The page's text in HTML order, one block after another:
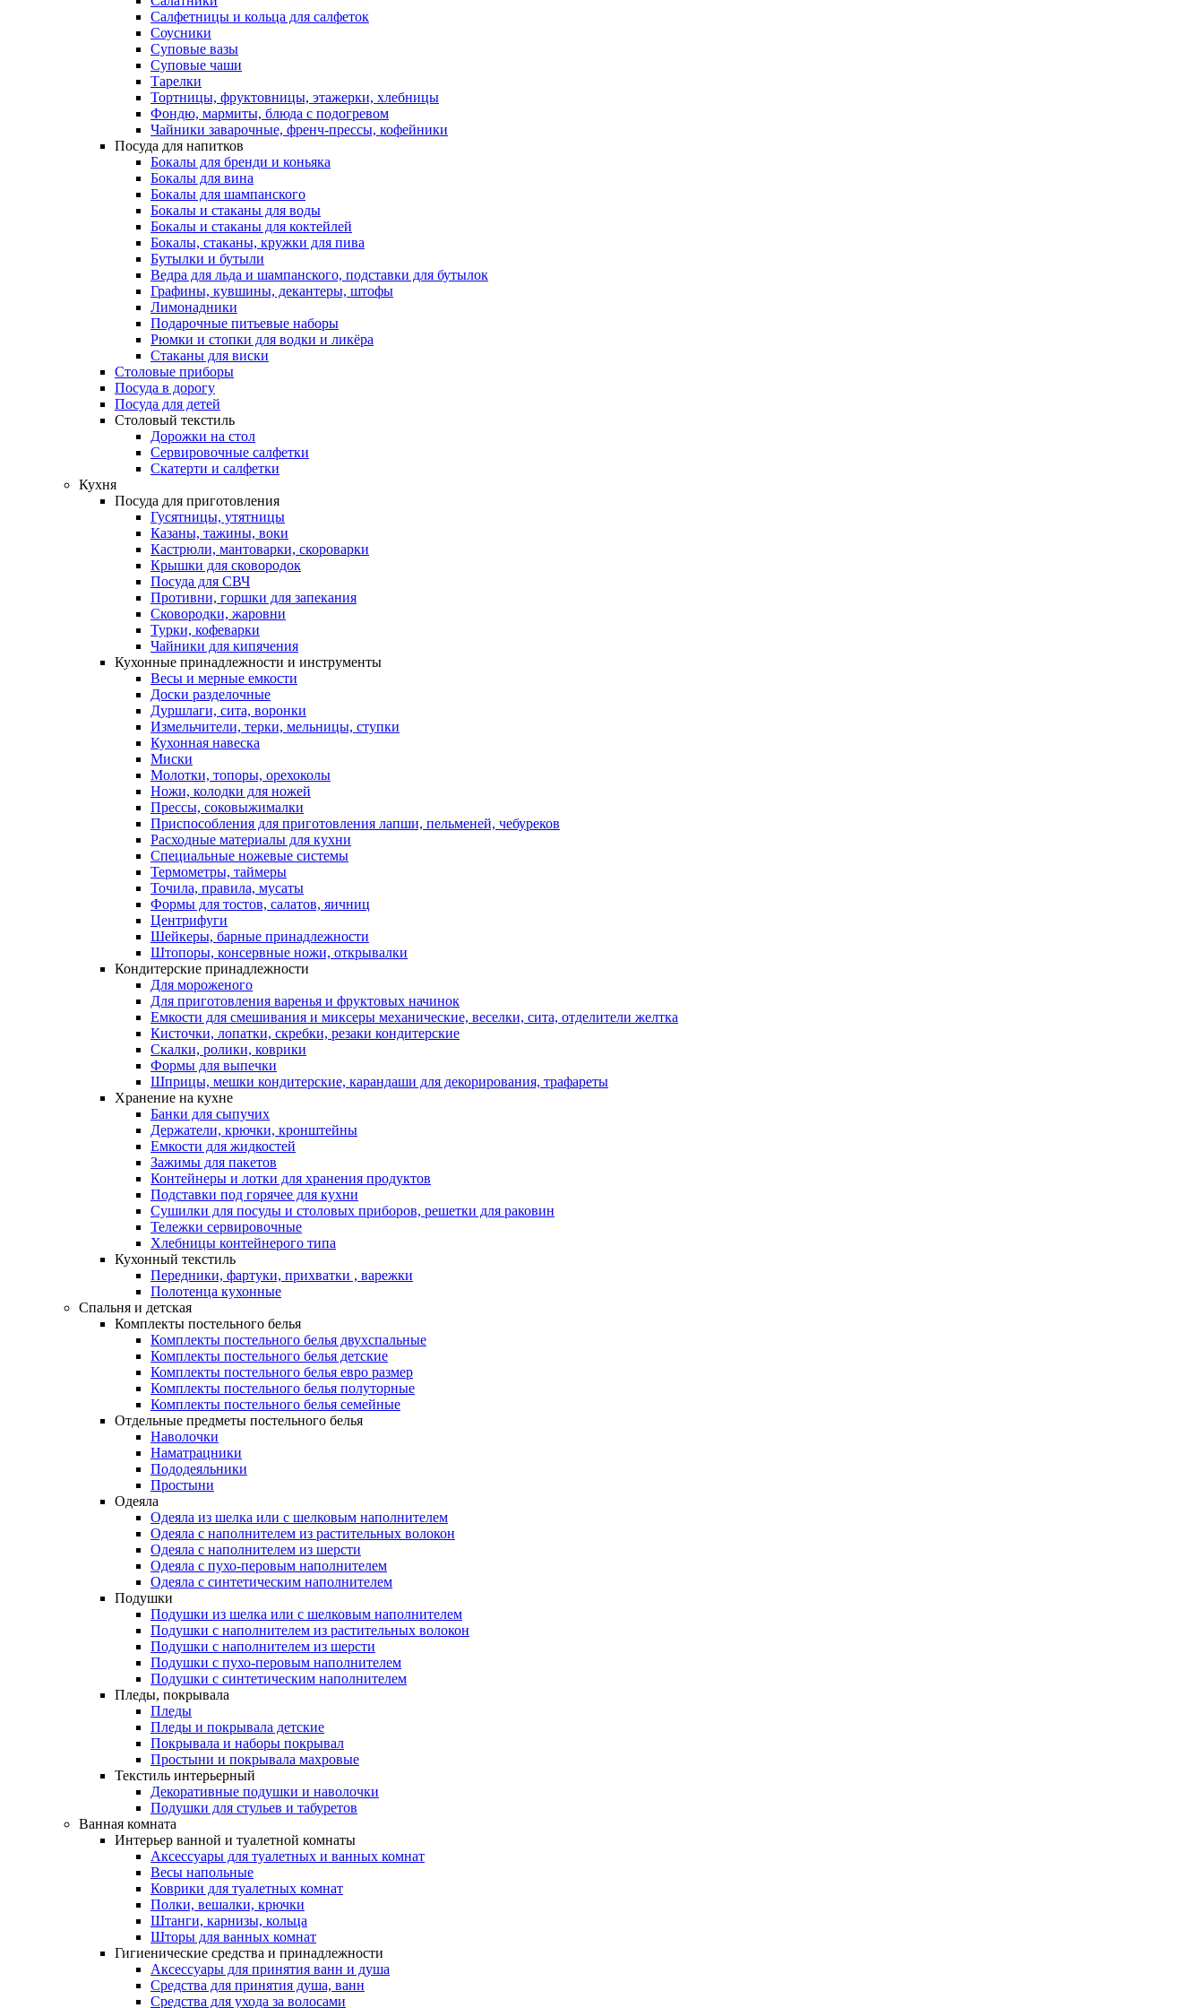
Салфетницы и кольца для салфеток
Соусники
Суповые вазы
Суповые чаши
Тарелки
Тортницы, фруктовницы, этажерки, хлебницы
Фондю, мармиты, блюда с подогревом
Чайники заварочные, френч-прессы, кофейники
Посуда для напитков
Бокалы для бренди и коньяка
Бокалы для вина
Бокалы для шампанского
Бокалы и стаканы для воды
Бокалы и стаканы для коктейлей
Бокалы, стаканы, кружки для пива
Бутылки и бутыли
Ведра для льда и шампанского, подставки для бутылок
Графины, кувшины, декантеры, штофы
Лимонадники
Подарочные питьевые наборы
Рюмки и стопки для водки и ликёра
Стаканы для виски
Столовые приборы
Посуда в дорогу
Посуда для детей
Столовый текстиль
Дорожки на стол
Сервировочные салфетки
Скатерти и салфетки
Кухня
Посуда для приготовления
Гусятницы, утятницы
Казаны, тажины, воки
Кастрюли, мантоварки, скороварки
Крышки для сковородок
Посуда для СВЧ
Противни, горшки для запекания
Сковородки, жаровни
Турки, кофеварки
Чайники для кипячения
Кухонные принадлежности и инструменты
Весы и мерные емкости
Доски разделочные
Дуршлаги, сита, воронки
Измельчители, терки, мельницы, ступки
Кухонная навеска
Миски
Молотки, топоры, орехоколы
Ножи, колодки для ножей
Прессы, соковыжималки
Приспособления для приготовления лапши, пельменей, чебуреков
Расходные материалы для кухни
Специальные ножевые системы
Термометры, таймеры
Точила, правила, мусаты
Формы для тостов, салатов, яичниц
Центрифуги
Шейкеры, барные принадлежности
Штопоры, консервные ножи, открывалки
Кондитерские принадлежности
Для мороженого
Для приготовления варенья и фруктовых начинок
Емкости для смешивания и миксеры механические, веселки, сита, отделители желтка
Кисточки, лопатки, скребки, резаки кондитерские
Скалки, ролики, коврики
Формы для выпечки
Шприцы, мешки кондитерские, карандаши для декорирования, трафареты
Хранение на кухне
Банки для сыпучих
Держатели, крючки, кронштейны
Емкости для жидкостей
Зажимы для пакетов
Контейнеры и лотки для хранения продуктов
Подставки под горячее для кухни
Сушилки для посуды и столовых приборов, решетки для раковин
Тележки сервировочные
Хлебницы контейнерого типа
Кухонный текстиль
Передники, фартуки, прихватки , варежки
Полотенца кухонные
Спальня и детская
Комплекты постельного белья
Комплекты постельного белья двухспальные
Комплекты постельного белья детские
Комплекты постельного белья евро размер
Комплекты постельного белья полуторные
Комплекты постельного белья семейные
Отдельные предметы постельного белья
Наволочки
Наматрацники
Пододеяльники
Простыни
Одеяла
Одеяла из шелка или с шелковым наполнителем
Одеяла с наполнителем из растительных волокон
Одеяла с наполнителем из шерсти
Одеяла с пухо-перовым наполнителем
Одеяла с синтетическим наполнителем
Подушки
Подушки из шелка или с шелковым наполнителем
Подушки с наполнителем из растительных волокон
Подушки с наполнителем из шерсти
Подушки с пухо-перовым наполнителем
Подушки с синтетическим наполнителем
Пледы, покрывала
Пледы
Пледы и покрывала детские
Покрывала и наборы покрывал
Простыни и покрывала махровые
Текстиль интерьерный
Декоративные подушки и наволочки
Подушки для стульев и табуретов
Ванная комната
Интерьер ванной и туалетной комнаты
Аксессуары для туалетных и ванных комнат
Весы напольные
Коврики для туалетных комнат
Полки, вешалки, крючки
Штанги, карнизы, кольца
Шторы для ванных комнат
Гигиенические средства и принадлежности
Аксессуары для принятия ванн и душа
Средства для принятия душа, ванн
Средства для ухода за волосами